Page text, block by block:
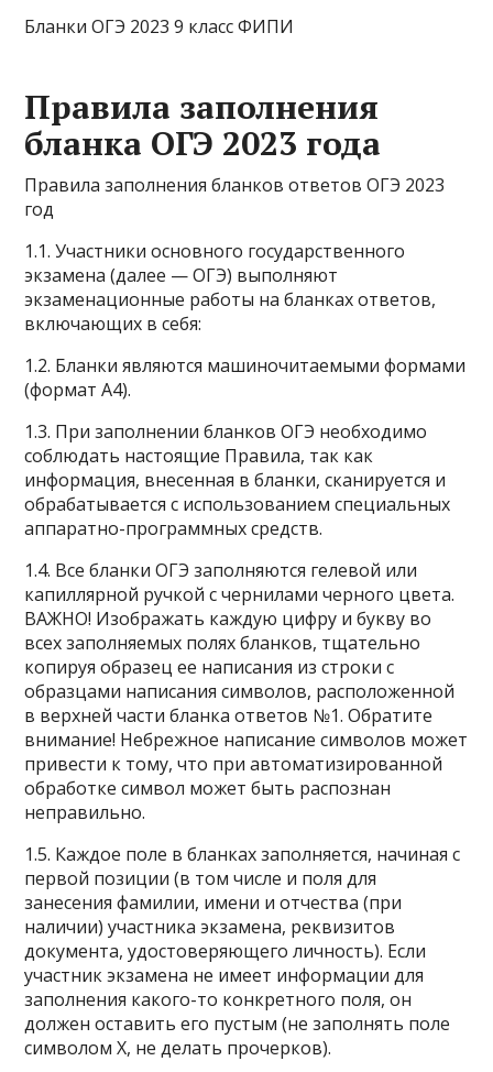
Бланки ОГЭ 2023 9 класс ФИПИ
Правила заполнения
бланка ОГЭ 2023 года
Правила заполнения бланков ответов ОГЭ 2023
год
1.1. Участники основного государственного
экзамена (далее — ОГЭ) выполняют
экзаменационные работы на бланках ответов,
включающих в себя:
1.2. Бланки являются машиночитаемыми формами
(формат А4).
1.3. При заполнении бланков ОГЭ необходимо
соблюдать настоящие Правила, так как
информация, внесенная в бланки, сканируется и
обрабатывается с использованием специальных
аппаратно-программных средств.
1.4. Все бланки ОГЭ заполняются гелевой или
капиллярной ручкой с чернилами черного цвета.
ВАЖНО! Изображать каждую цифру и букву во
всех заполняемых полях бланков, тщательно
копируя образец ее написания из строки с
образцами написания символов, расположенной
в верхней части бланка ответов №1. Обратите
внимание! Небрежное написание символов может
привести к тому, что при автоматизированной
обработке символ может быть распознан
неправильно.
1.5. Каждое поле в бланках заполняется, начиная с
первой позиции (в том числе и поля для
занесения фамилии, имени и отчества (при
наличии) участника экзамена, реквизитов
документа, удостоверяющего личность). Если
участник экзамена не имеет информации для
заполнения какого-то конкретного поля, он
должен оставить его пустым (не заполнять поле
символом Х, не делать прочерков).